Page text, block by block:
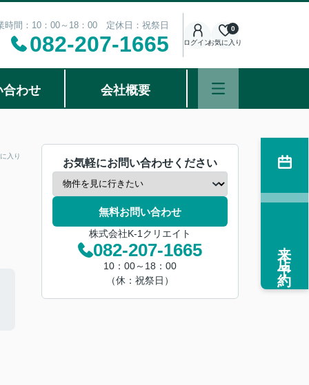
時間：10：00～18：00 定休日：祝祭日
082-207-1665 ログインお気に入り
0
合わせ 会社概要
入り
お気軽にお問い合わせください
無料お問い合わせ
株式会社K-1クリエイト
082-207-1665
10：00～18：00
（休：祝祭日）
来店予約